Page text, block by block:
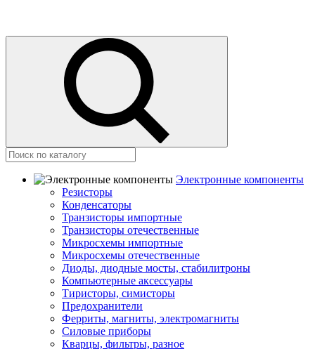
Электронные компоненты
Резисторы
Конденсаторы
Транзисторы импортные
Транзисторы отечественные
Микросхемы импортные
Микросхемы отечественные
Диоды, диодные мосты, стабилитроны
Компьютерные аксессуары
Тиристоры, симисторы
Предохранители
Ферриты, магниты, электромагниты
Силовые приборы
Кварцы, фильтры, разное